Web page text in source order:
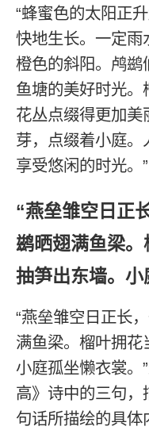
“蜂蜜色的太阳正
快地生长。一定雨
橙色的斜阳。鸬鹚
鱼塘的美好时光。
花丛点缀得更加
芽，点缀着小庭。
享受悠闲的时光。”
“燕垒雏空日正
鹚晒翅满鱼梁
抽笋出东墙。
“燕垒雏空日正长
满鱼梁。榴叶拥花
小庭孤坐懒衣裳。
高》诗中的三句
句话所描绘的具